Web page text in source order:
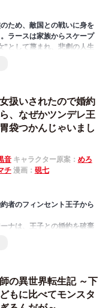
ため、敵国との戦いに身を
ラースは家族からスケープ
”として蔑まれ、悲劇の人生
も、過去に戻り、二回目の
る。自分を陥れた家族や敵
用して、祖国と家族に復讐
、夫となる孤高の暴君ゼフ
げたゼフォンの愛人たちだ
なさないゼフォンだった
せる気高さと力が、彼の心
最恐の”暴君”が織り成す、
扱いされたので婚約
、なぜかツンデレ王
袋つかんじゃいまし
音キャラクター原案： めろ
チ漫画： 硯七
者のフィンセント王子から
ナは、王子との婚約を破棄
イヤリングで、姿と素性を
に惚れ込んで－－？
ブファンタジー！
の異世界転生記 ～下
もに比べてモンスタ